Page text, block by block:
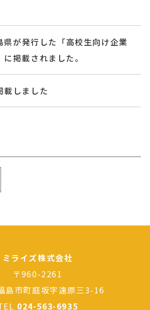
が発行した「高校生向け企業
掲載されました。
載しました
ミライズ株式会社
〒960-2261
島市町庭坂字遠原三3-16
024-563-6935